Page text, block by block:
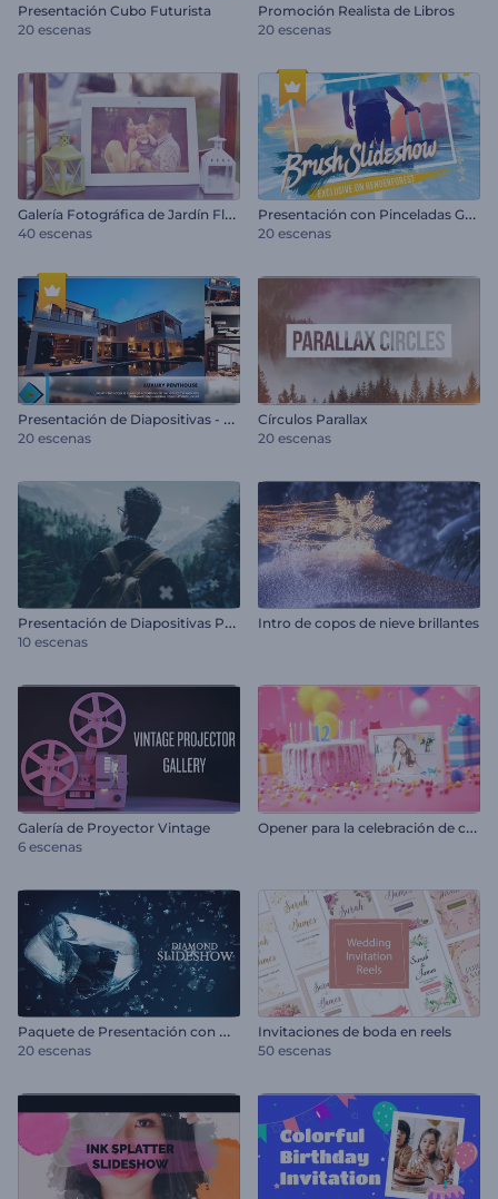
Presentación Cubo Futurista
20 escenas
Promoción Realista de Libros
20 escenas
G
alería Fotográfica de Jardín Floral
40 escenas
P
resentación con Pinceladas Grunge
20 escenas
P
resentación de Diapositivas - Bienes Raíces
20 escenas
Círculos Parallax
20 escenas
P
resentación de Diapositivas Parallax Moderna
10 escenas
Intro de copos de nieve brillantes
Galería de Proyector Vintage
6 escenas
O
pener para la celebración de cumpleaños
P
aquete de Presentación con Diamantes
20 escenas
Invitaciones de boda en reels
50 escenas